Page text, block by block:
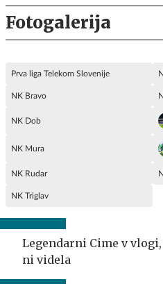
Fotogalerija
Prva liga Telekom Slovenije
NK Bravo
NK Dob
NK Mura
NK Rudar
NK Triglav
Legendarni Cime v
ni videla